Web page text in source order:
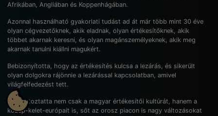
Afrikában, Angliában és Koppenhágában.
Azonnal használható gyakorlati tudást ad át már több mint 30 éve
olyan cégvezetőknek, akik eladnak, olyan értékesítőknek, akik
többet akarnak keresni, és olyan magánszemélyeknek, akik meg
akarnak tanulni kiállni magukért.
Bebizonyította, hogy az értékesítés kulcsa a lezárás, és sikerült
olyan dolgokra rájönnie a lezárással kapcsolatban, amivel
világfelfedezést tett.
Megváltoztatta nem csak a magyar értékesítői kultúrát, hanem a
közép-kelet-európait is, sőt az orosz piacon is nagy változásokat